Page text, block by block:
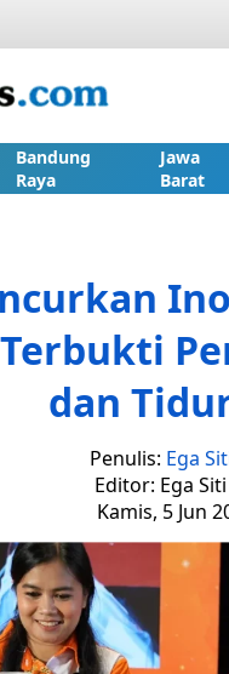
Bandung
Raya
Jawa
Barat
dan
Penulis: Ega
Editor: Ega
Kamis, 5 Jun